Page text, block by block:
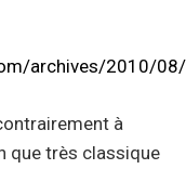
archives/2010/
à
que très classique